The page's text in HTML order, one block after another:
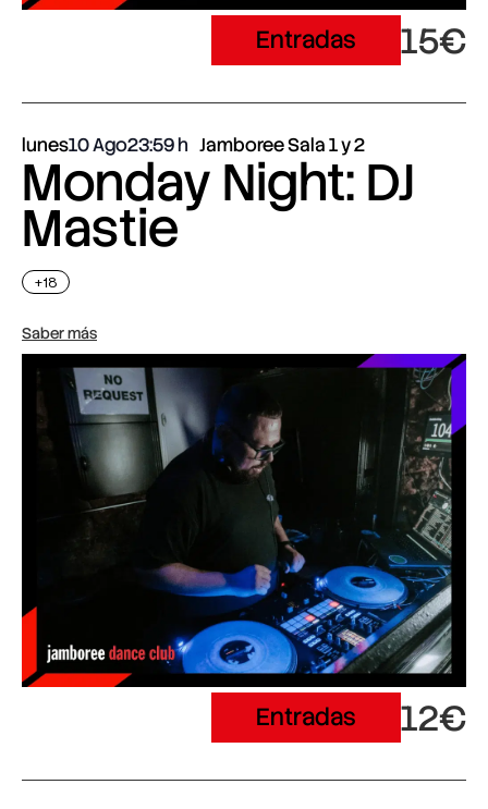
Entradas 15€
lunes10 Ago23:59 Jamboree Sala 1 y 2
Monday Night: DJ
Mastie
+18
Saber más
Entradas 12€